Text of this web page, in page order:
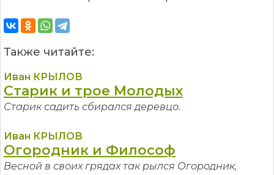
Также читайте:
Иван КРЫЛОВ
Старик и трое Молодых
Старик садить сбирался деревцо.
Иван КРЫЛОВ
Огородник и Философ
Весной в своих грядах так рылся Огородник,